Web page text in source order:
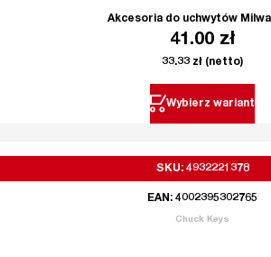
Akcesoria do uchwytów
41.00 zł
33.33 zł (netto)
Wybierz wariant
SKU: 4932221378
EAN: 4002395302765
Chuck Keys